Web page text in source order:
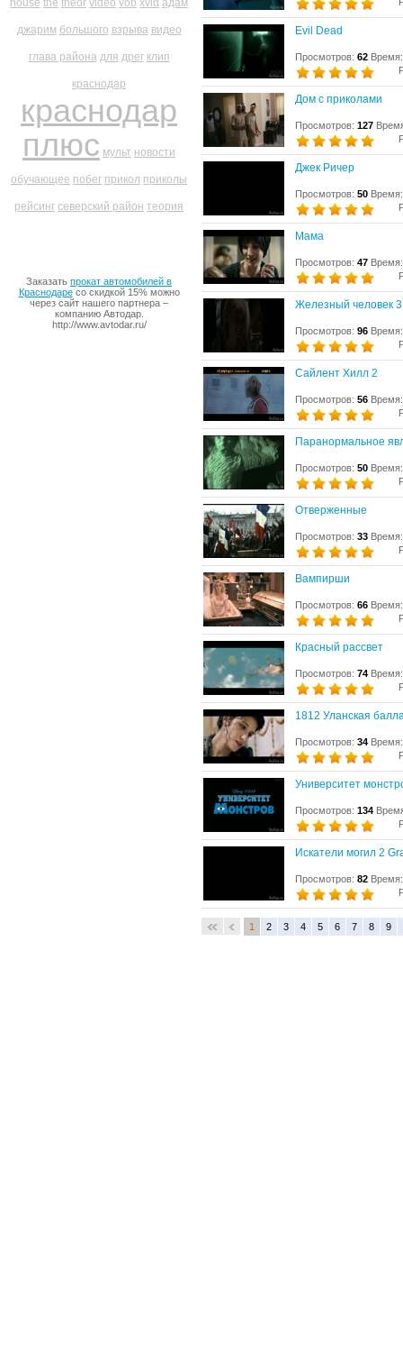
house the theor video vob xvid адам
джарим большого взрыва видео
глава района для дрег клип
краснодар
краснодар
плюс мульт новости
обучающее побег прикол приколы
рейсинг северский район теория
Заказать прокат автомобилей в
Краснодаресо скидкой 15% можно
через сайт нашего партнера –
компанию Автодар.
http://www.avtodar.ru/
Evil Dead
Просмотров: 62
Дом с приколами
Просмотров: 127
Джек Ричер
Просмотров: 50
Мама
Просмотров: 47
Железный человек 3
Просмотров: 96
Сайлент Хилл 2
Просмотров: 56
Паранормальное
Просмотров: 50
Отверженные
Просмотров: 33
Вампирши
Просмотров: 66
Красный рассвет
Просмотров: 74
1812 Уланская
Просмотров: 34
Университет
Просмотров: 134
Искатели могил 2
Просмотров: 82
1 2 3 4 5 6 7 8 9